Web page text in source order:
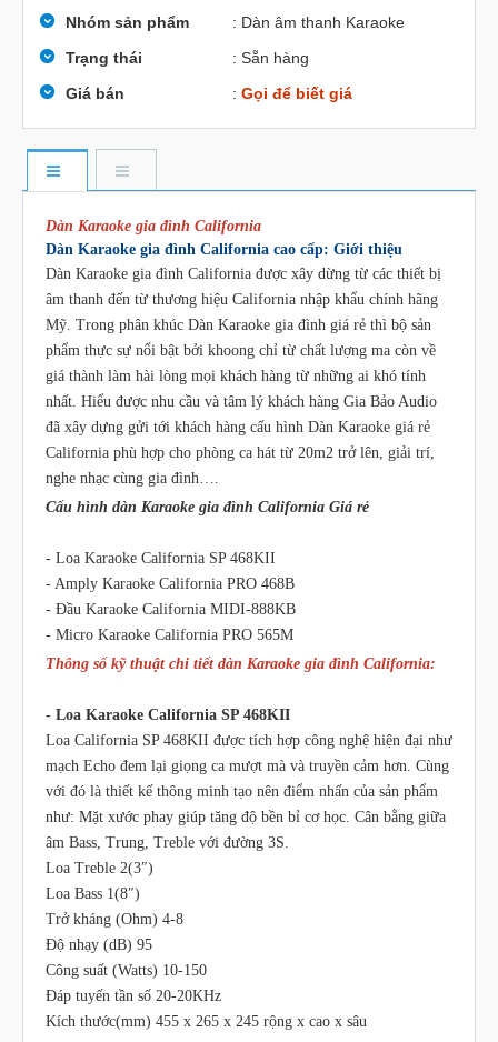
Nhóm sản phẩm
: Dàn âm thanh Karaoke
Trạng thái
: Sẵn hàng
Giá bán
: Gọi để biết giá
Dàn Karaoke gia đình California
Dàn Karaoke gia đình California cao cấp: Giới thiệu
Dàn Karaoke gia đình California được xây dừng từ các thiết bị
âm thanh đến từ thương hiệu California nhập khẩu chính hãng
Mỹ. Trong phân khúc Dàn Karaoke gia đình giá rẻ thì bộ sản
phẩm thực sự nổi bật bởi khoong chỉ từ chất lượng ma còn về
giá thành làm hài lòng mọi khách hàng từ những ai khó tính
nhất. Hiểu được nhu cầu và tâm lý khách hàng Gia Bảo Audio
đã xây dựng gửi tới khách hàng cấu hình Dàn Karaoke giá rẻ
California phù hợp cho phòng ca hát từ 20m2 trở lên, giải trí,
nghe nhạc cùng gia đình….
Cấu hình dàn Karaoke gia đình California Giá rẻ
- Loa Karaoke California SP 468KII
- Amply Karaoke California PRO 468B
- Đầu Karaoke California MIDI-888KB
- Micro Karaoke California PRO 565M
Thông số kỹ thuật chi tiết dàn Karaoke gia đình California:
- Loa Karaoke California SP 468KII
Loa California SP 468KII được tích hợp công nghệ hiện đại như
mạch Echo đem lại giọng ca mượt mà và truyền cảm hơn. Cùng
với đó là thiết kế thông minh tạo nên điểm nhấn của sản phẩm
như: Mặt xước phay giúp tăng độ bền bỉ cơ học. Cân bằng giữa
âm Bass, Trung, Treble với đường 3S.
Loa Treble 2(3″)
Loa Bass 1(8″)
Trở kháng (Ohm) 4-8
Độ nhạy (dB) 95
Công suất (Watts) 10-150
Đáp tuyến tần số 20-20KHz
Kích thước(mm) 455 x 265 x 245 rộng x cao x sâu